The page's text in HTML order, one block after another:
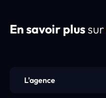
En savoir plussur
L'agence